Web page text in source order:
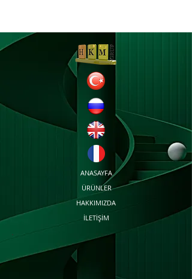
ANASAYFA
ÜRÜNLER
HAKKIMIZDA
İLETİŞİM